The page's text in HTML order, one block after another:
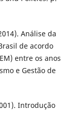
Análise da
de acordo
entre os anos
e Gestão de
Introdução